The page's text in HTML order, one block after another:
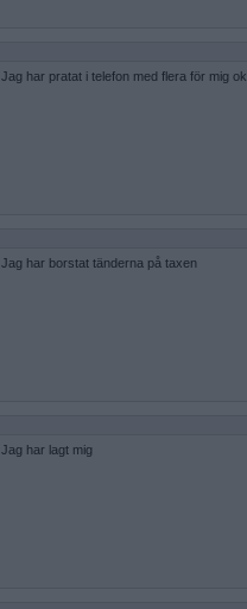
Jag har pratat i telefon med flera för mig
Jag har borstat tänderna på taxen
Jag har lagt mig